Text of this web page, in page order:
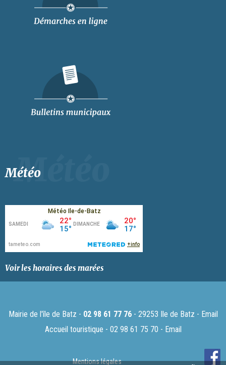
Météo
Voir les horaires des marées
Mairie de l'île de Batz - 02 98 61 77 76- 29253 Ile de Batz - Email
Accueil touristique - 02 98 61 75 70 - Email
Mentions légales